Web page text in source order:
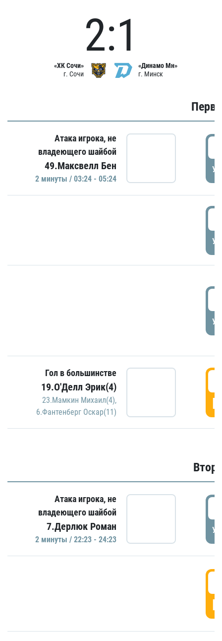
«ХК Сочи»
г. Сочи
2:1
«Динамо Мн»
г. Минск
Атака игрока, не
владеющего шайбой
49.Максвелл Бен
2 минуты / 03:24 - 05:24
Гол в большинстве
19.О'Делл Эрик(4)
23.Мамкин Михаил(4),
6.Фантенберг Оскар(11)
Атака игрока, не
владеющего шайбой
7.Дерлюк Роман
2 минуты / 22:23 - 24:23